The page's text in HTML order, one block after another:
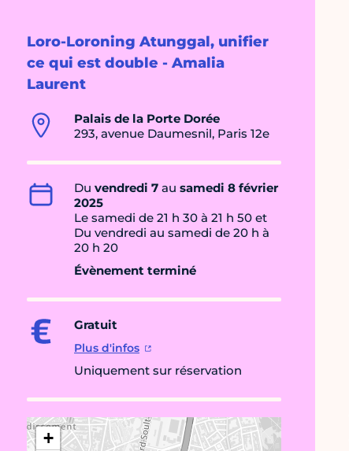
Loro-Loroning Atunggal, unifier
ce qui est double - Amalia
Laurent
Palais de la Porte Dorée
293, avenue Daumesnil, Paris 12e
Du vendredi 7 au samedi 8 février
2025
Le samedi de 21 h 30 à 21 h 50 et
Du vendredi au samedi de 20 h à
20 h 20
Évènement terminé
Gratuit
Plus d'infos
Uniquement sur réservation
+